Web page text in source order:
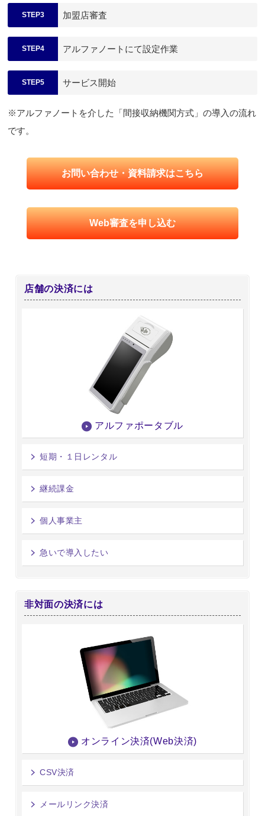
STEP3 加盟店審査
STEP4 アルファノートにて設定作業
STEP5 サービス開始
※アルファノートを介した「間接収納機関方式」の導入の流れ
です。
お問い合わせ・資料請求はこちら
Web審査を申し込む
店舗の決済には
アルファポータブル
短期・１日レンタル
継続課金
個人事業主
急いで導入したい
非対面の決済には
オンライン決済(Web決済)
CSV決済
メールリンク決済